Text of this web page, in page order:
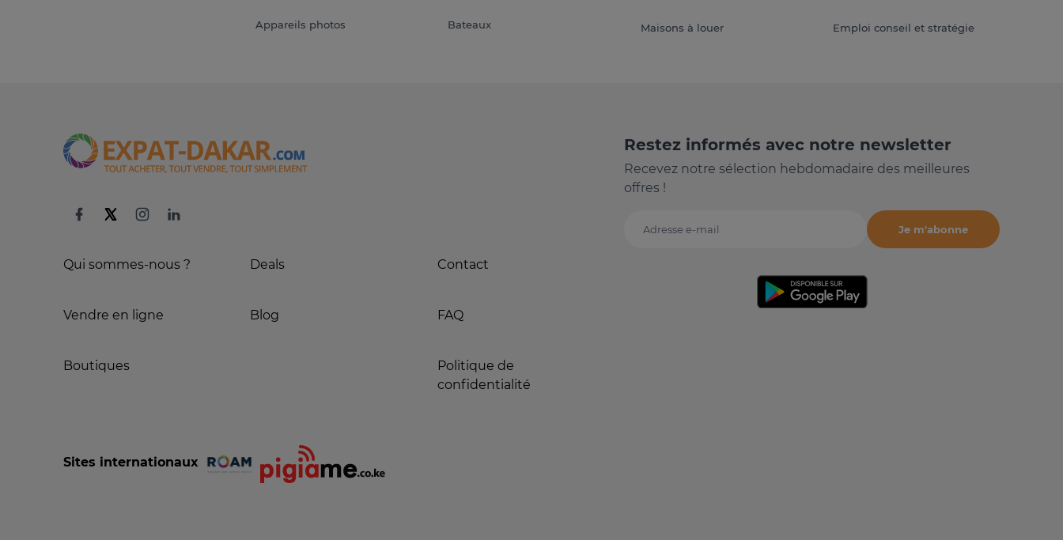
Appareils photos Bateaux Maisons à louer Emploi conseil et stratégie
Qui sommes-nous ?
Vendre en ligne
Boutiques
Deals
Blog
Contact
FAQ
Politique de
confidentialité
Restez informés avec notre newsletter
Recevez notre sélection hebdomadaire des meilleures
offres !
Adresse e-mail
Je m'abonne
Sites internationaux